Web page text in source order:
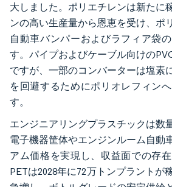
大しました。ポリエチレンは新たに
ンの高い生産量から恩恵を受け、ポ
自動車バンパーおよびラフィア袋
す。パイプおよびケーブル向けの
ですが、一部のコンバーターは塩素
を回避するためにポリオレフィン
す。
エンジニアリングプラスチックは数
電子機器筐体やエンジンルーム自動
アム価格を実現し、収益面での存在
PETは2028年に72万トンプラントが